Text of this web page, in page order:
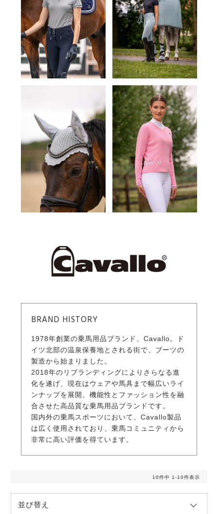
BRAND HISTORY
1978年創業の乗馬用品ブランド、Cavallo。ド
イツ北部の温泉保養地とされる街で、ブーツの
製造から始まりました。
2018年のリブランディングによりさらなる進
化を遂げ、現在はウェアや馬具まで幅広いライ
ンナップを展開。機能性とファッション性を融
合させた高品質な乗馬用品ブランドです。
国内外の乗馬スポーツにおいて、Cavallo製品
は広く使用されており、乗馬コミュニティから
非常に高い評価を得ています。
並び替え
10件中 1-10件表示